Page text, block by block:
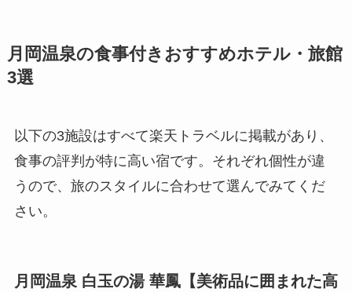
月岡温泉の食事付きおすすめホテル・旅館
3選
以下の3施設はすべて楽天トラベルに掲載があり、
食事の評判が特に高い宿です。それぞれ個性が違
うので、旅のスタイルに合わせて選んでみてくだ
さい。
月岡温泉 白玉の湯 華鳳【美術品に囲まれた高